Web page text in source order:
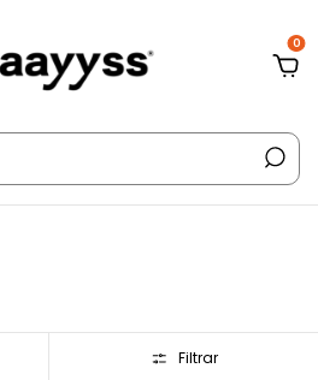
0
Filtrar